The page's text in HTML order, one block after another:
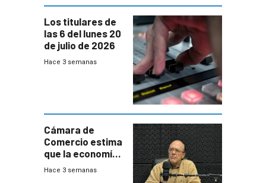
Los titulares de
las 6 del lunes 20
de julio de 2026
Hace 3 semanas
Cámara de
Comercio estima
que la economía
crecerá 1,6%
Hace 3 semanas